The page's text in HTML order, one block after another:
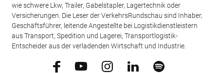
wie schwere Lkw, Trailer, Gabelstapler, Lagertechnik oder
Versicherungen. Die Leser der VerkehrsRundschau sind Inhaber,
Geschäftsführer, leitende Angestellte bei Logistikdienstleistern
aus Transport, Spedition und Lagerei, Transportlogistik-
Entscheider aus der verladenden Wirtschaft und Industrie.